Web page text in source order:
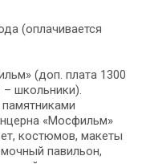
(оплачивается
(доп. плата 1300
школьники).
«Мосфильм»
костюмов, макеты
павильон,